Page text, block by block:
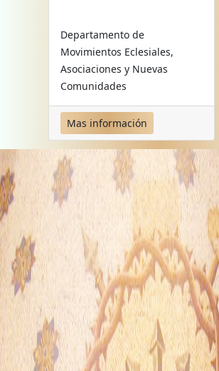
Departamento de
Movimientos Eclesiales,
Asociaciones y Nuevas
Comunidades
Mas información